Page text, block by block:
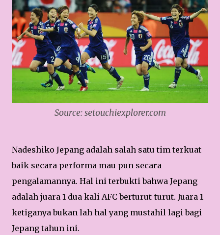
Source: setouchiexplorer.com
Nadeshiko Jepang adalah salah satu tim terkuat
baik secara performa mau pun secara
pengalamannya. Hal ini terbukti bahwa Jepang
adalah juara 1 dua kali AFC berturut-turut. Juara 1
ketiganya bukan lah hal yang mustahil lagi bagi
Jepang tahun ini.